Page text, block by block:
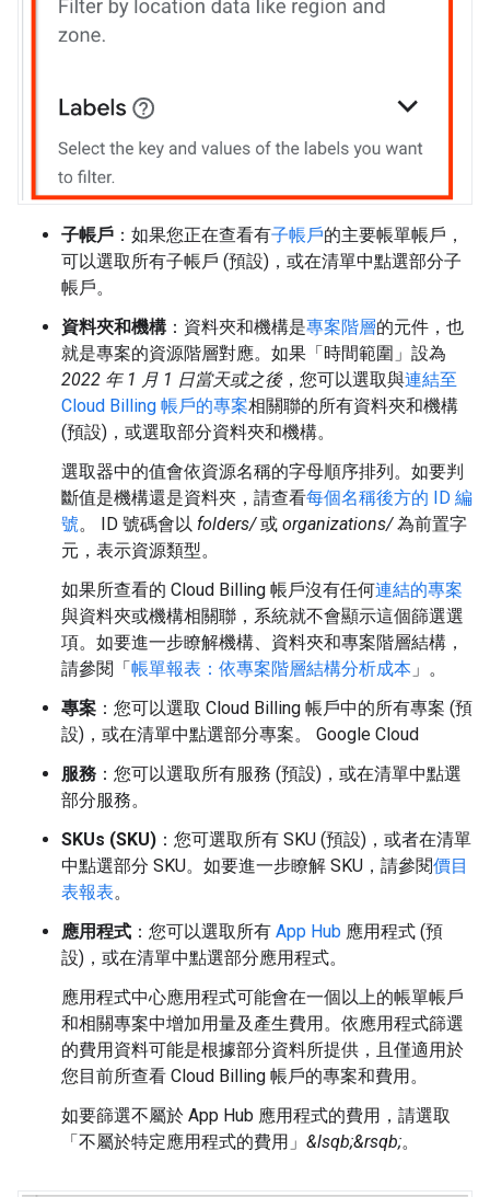
子帳戶 ：如果您正在查看有子帳戶的主要帳單帳戶，
可以選取所有子帳戶 (預設)，或在清單中點選部分子
帳戶。
資料夾和機構 ：資料夾和機構是專案階層的元件，也
就是專案的資源階層對應。如果「時間範圍」 設為
2022 年 1 月 1 日當天或之後，您可以選取與連結至
Cloud Billing 帳戶的專案相關聯的所有資料夾和機構
(預設)，或選取部分資料夾和機構。
選取器中的值會依資源名稱的字母順序排列。如要判
斷值是機構還是資料夾，請查看每個名稱後方的 ID 編
號。 ID 號碼會以 folders/或 organizations/為前置字
元，表示資源類型。
如果所查看的 Cloud Billing 帳戶沒有任何連結的專案
與資料夾或機構相關聯，系統就不會顯示這個篩選選
項。如要進一步瞭解機構、資料夾和專案階層結構，
請參閱「帳單報表：依專案階層結構分析成本 」。
專案 ：您可以選取 Cloud Billing 帳戶中的所有專案 (預
設)，或在清單中點選部分專案。 Google Cloud
服務 ：您可以選取所有服務 (預設)，或在清單中點選
部分服務。
SKUs (SKU) ：您可選取所有 SKU (預設)，或者在清單
中點選部分 SKU。如要進一步瞭解 SKU，請參閱價目
表報表。
應用程式 ：您可以選取所有 App Hub 應用程式 (預
設)，或在清單中點選部分應用程式。
應用程式中心應用程式可能會在一個以上的帳單帳戶
和相關專案中增加用量及產生費用。依應用程式篩選
的費用資料可能是根據部分資料所提供，且僅適用於
您目前所查看 Cloud Billing 帳戶的專案和費用。
如要篩選不屬於 App Hub 應用程式的費用，請選取
「不屬於特定應用程式的費用」 &lsqb;&rsqb;。